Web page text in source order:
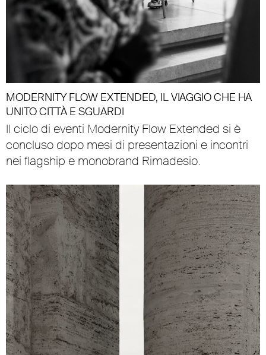
MODERNITY FLOW EXTENDED, IL VIAGGIO CHE HA
UNITO CITTÀ E SGUARDI
Il ciclo di eventi Modernity Flow Extended si è
concluso dopo mesi di presentazioni e incontri
nei flagship e monobrand Rimadesio.